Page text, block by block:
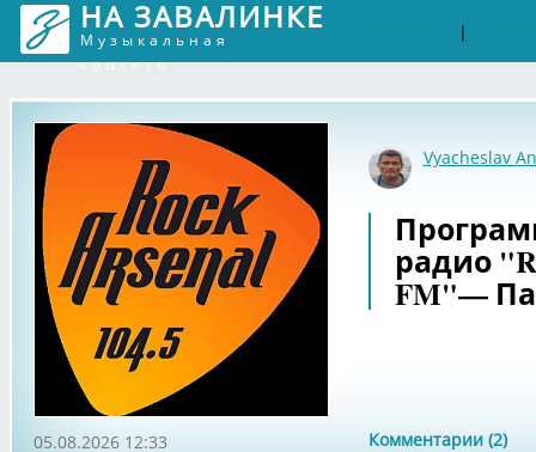
НА ЗАВАЛИНКЕ
Музыкальная
соцсеть
|
Vyacheslav
радио
FM"—
Комментарии (2)
05.08.2026 12:33